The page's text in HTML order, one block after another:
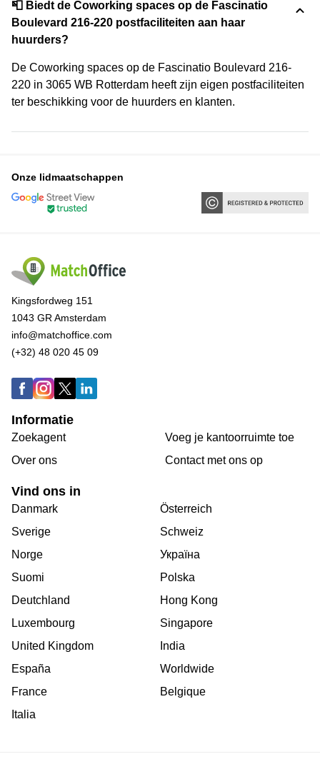
📮 Biedt de Coworking spaces op de Fascinatio
Boulevard 216-220 postfaciliteiten aan haar
huurders?
De Coworking spaces op de Fascinatio Boulevard 216-
220 in 3065 WB Rotterdam heeft zijn eigen postfaciliteiten
ter beschikking voor de huurders en klanten.
Onze lidmaatschappen
Kingsfordweg 151
1043 GR Amsterdam
info@matchoffice.com
(+32) 48 020 45 09
Informatie
Zoekagent
Over ons
Voeg je kantoorruimte toe
Сontact met ons op
Vind ons in
Danmark
Sverige
Norge
Suomi
Deutchland
Luxembourg
United Kingdom
España
France
Italia
Österreich
Schweiz
Україна
Polska
Hong Kong
Singapore
India
Worldwide
Belgique